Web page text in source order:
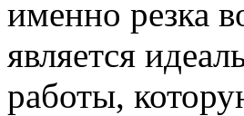
именно резка
является
работы,